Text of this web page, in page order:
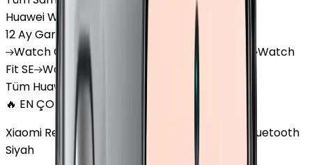
Huawei Watch
12 Ay Garanti
•6 Taksit
WatchGT 4 Watch GT 5 Watch GT 5 Pro
Watch
Fit SE Watch Fit 3 Watch
GT3 Pro
Tüm Huawei Watch'lar
🔥 EN ÇOK SATAN
Xiaomi Redmi Watch 3 Active Plastik 47mm Bluetooth
Siyah